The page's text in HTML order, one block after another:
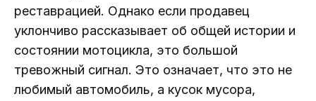
реставрацией. Однако если продавец
уклончиво рассказывает об общей истории и
состоянии мотоцикла, это большой
тревожный сигнал. Это означает, что это не
любимый автомобиль, а кусок мусора,